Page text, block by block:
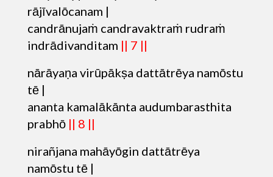
rājīvalōcanam |
candrānujaṁ candravaktraṁ rudraṁ
indrādivanditam || 7 ||
nārāyaṇa virūpākṣa dattātrēya namōstu
tē |
ananta kamalākānta audumbarasthita
prabhō || 8 ||
nirañjana mahāyōgin dattātrēya
namōstu tē |